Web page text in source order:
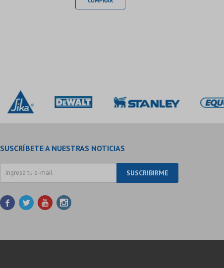
SUSCRÍBETE A NUESTRAS NOTICIAS
SUSCRIBIRME
   